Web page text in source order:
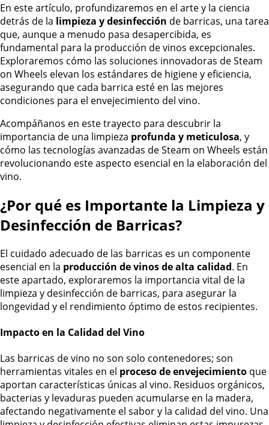
En este artículo, profundizaremos en el arte y la ciencia
detrás de la limpieza y desinfección de barricas, una tarea
que, aunque a menudo pasa desapercibida, es
fundamental para la producción de vinos excepcionales.
Exploraremos cómo las soluciones innovadoras de Steam
on Wheels elevan los estándares de higiene y eficiencia,
asegurando que cada barrica esté en las mejores
condiciones para el envejecimiento del vino.
Acompáñanos en este trayecto para descubrir la
importancia de una limpieza profunda y meticulosa, y
cómo las tecnologías avanzadas de Steam on Wheels están
revolucionando este aspecto esencial en la elaboración del
vino.
¿Por qué es Importante la Limpieza y
Desinfección de Barricas?
El cuidado adecuado de las barricas es un componente
esencial en la producción de vinos de alta calidad. En
este apartado, exploraremos la importancia vital de la
limpieza y desinfección de barricas, para asegurar la
longevidad y el rendimiento óptimo de estos recipientes.
Impacto en la Calidad del Vino
Las barricas de vino no son solo contenedores; son
herramientas vitales en el proceso de envejecimiento que
aportan características únicas al vino. Residuos orgánicos,
bacterias y levaduras pueden acumularse en la madera,
afectando negativamente el sabor y la calidad del vino. Una